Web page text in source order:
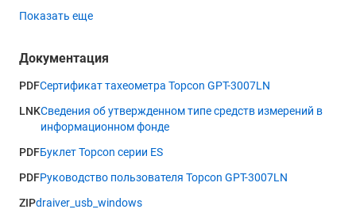
ES-52 выполняет в отражательном режиме совместно с
максимальная рабочая дальность инструмента возрастает
обеспечивается функцией контроля уровня отражённого
сигнала дальномерным устройством, величину которого вы
можете визуально оценить по линейной шкале,
отображаемой на дисплее. Достаточный уровень
сигналом.
Показать еще
Документация
PDFСертификат тахеометра Topcon GPT-3007LN
LNKСведения об утвержденном типе средств измерений в
информационном фонде
PDFБуклет Topcon серии ES
PDFРуководство пользователя Topcon GPT-3007LN
ZIPdraiver_usb_windows